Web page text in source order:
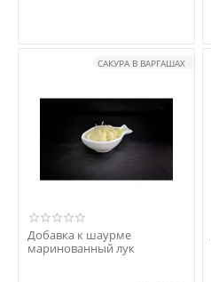
САКУРА В ВАРГАШАХ
Добавка к шаурме
маринованный лук